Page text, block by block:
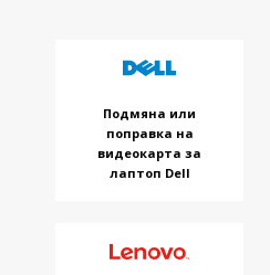
Подмяна или
поправка на
видеокарта за
лаптоп Dell